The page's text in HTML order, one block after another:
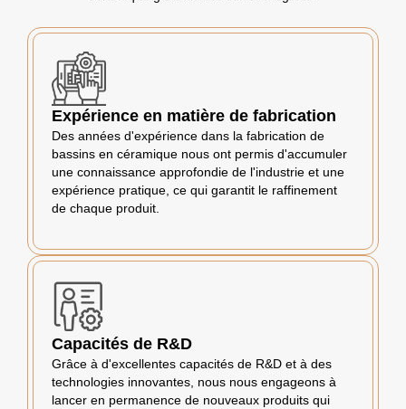
Expérience en matière de fabrication
Des années d'expérience dans la fabrication de
bassins en céramique nous ont permis d'accumuler
une connaissance approfondie de l'industrie et une
expérience pratique, ce qui garantit le raffinement
de chaque produit.
Capacités de R&D
Grâce à d'excellentes capacités de R&D et à des
technologies innovantes, nous nous engageons à
lancer en permanence de nouveaux produits qui